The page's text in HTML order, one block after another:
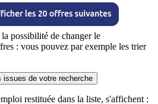
possibilité de changer le
: vous pouvez par exemple les trier
issues de votre recherche
restituée dans la liste, s'affichent :